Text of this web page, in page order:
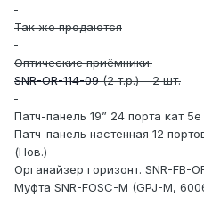
Так же продаются
Оптические приёмники:
SNR-OR-114-09(2 т.р.) – 2 шт.
Патч-панель 19” 24 порта кат
Патч-панель настенная 12
(Нов.)
Органайзер горизонт. SNR-FB-
Муфта SNR-FOSC-M (GPJ-M,